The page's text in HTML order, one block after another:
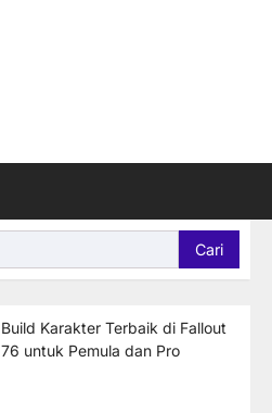
Build Karakter Terbaik di Fallout
76 untuk Pemula dan Pro